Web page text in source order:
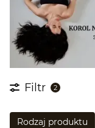
Filtr 2
Rodzaj produktu